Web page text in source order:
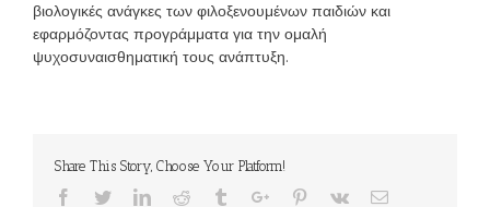
βιολογικές ανάγκες των φιλοξενουμένων παιδιών και
εφαρμόζοντας προγράμματα για την ομαλή
ψυχοσυναισθηματική τους ανάπτυξη.
Share This Story, Choose Your Platform!
Facebook
TwitterLinkedinReddit TumblrGoogle+Pinterest
Vk Email